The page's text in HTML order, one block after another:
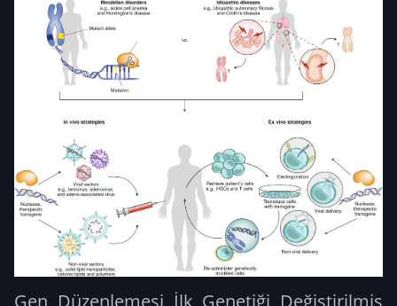
Gen Düzenlemesi İlk Genetiği Değiştirilmiş